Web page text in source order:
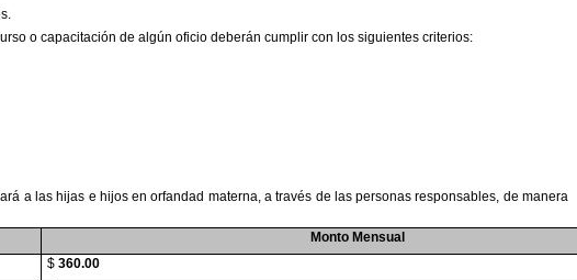
o capacitación de algún oficio deberán cumplir con los siguientes criterios:
a las hijas e hijos en orfandad materna, a través de las personas responsables, de manera
Monto Mensual
$ 360.00